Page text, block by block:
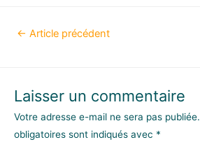
← Article précédent
Laisser un commentaire
Votre adresse e-mail ne sera pas publiée.
obligatoires sont indiqués avec *